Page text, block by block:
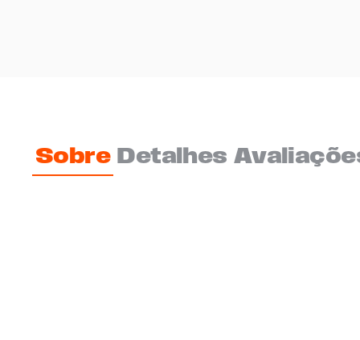
Sobre Detalhes